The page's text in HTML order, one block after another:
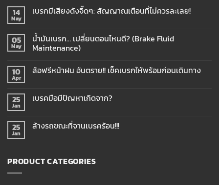
14
May
เบรกมีเสียงดังจี๊ดๆ: สัญญาณเตือนที่ไม่ควรละเลย!
05
May
น้ำมันเบรก… เปลี่ยนตอนไหนดี? (Brake Fluid
Maintenance)
10
Apr
ล้อฟรีหน้าฝน อันตราย!! เช็คเบรกให้พร้อมก่อนเดินทาง
25
Jan
เบรคมือมีปัญหาเกิดจาก?
25
Jan
ล้างรถขณะที่จานเบรคร้อน!!!
PRODUCT CATEGORIES